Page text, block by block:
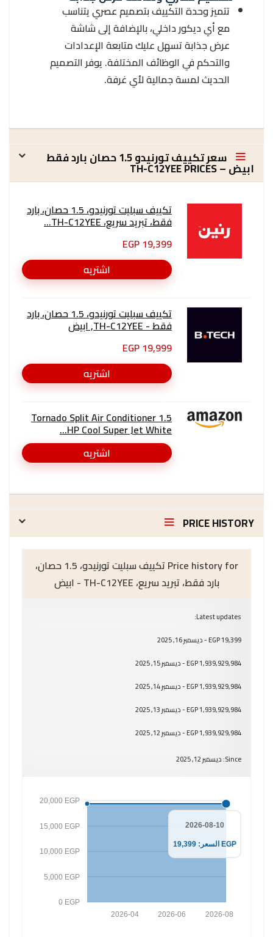
تتميز وحدة التكييف بتصميم عصري يتناسب
مع أي ديكور داخلي، بالإضافة إلى شاشة
عرض جذابة تسهل عليك متابعة الإعدادات
والتحكم في الوظائف المختلفة. يوفر التصميم
الحديث لمسة جمالية لأي غرفة.
سعر تكييف تورنيدو 1.5 حصان بارد فقط
ابيض – TH-C12YEE PRICES
تكييف سبليت تورنيدو، 1.5 حصان، بارد
فقط، تبريد سريع، TH-C12YEE...
19,399 EGP
اشتريه
تكييف سبليت تورنيدو، 1.5 حصان، بارد
فقط - TH-C12YEE, ابيض
19,999 EGP
اشتريه
Tornado Split Air Conditioner 1.5
HP Cool Super Jet White...
اشتريه
PRICE HISTORY
Price history for تكييف سبليت تورنيدو، 1.5 حصان،
بارد فقط، تبريد سريع، TH-C12YEE - ابيض
Latest updates:
19,399 EGP - ديسمبر 16, 2025
1,939,929,984 EGP - ديسمبر 15, 2025
1,939,929,984 EGP - ديسمبر 14, 2025
1,939,929,984 EGP - ديسمبر 13, 2025
1,939,929,984 EGP - ديسمبر 12, 2025
Since: ديسمبر 12, 2025
0 EGP
5,000 EGP
10,000 EGP
15,000 EGP
20,000 EGP
2026-08
2026-06
2026-04
2026-08-10
السعر: 19,399 EGP